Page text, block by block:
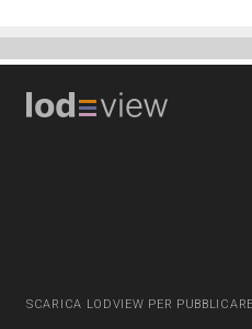
SCARICA LODVIEW PER